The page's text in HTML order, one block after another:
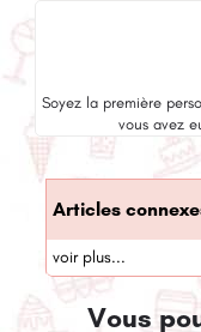
Soyez la première
vous avez
Articles
voir plus...
Vous